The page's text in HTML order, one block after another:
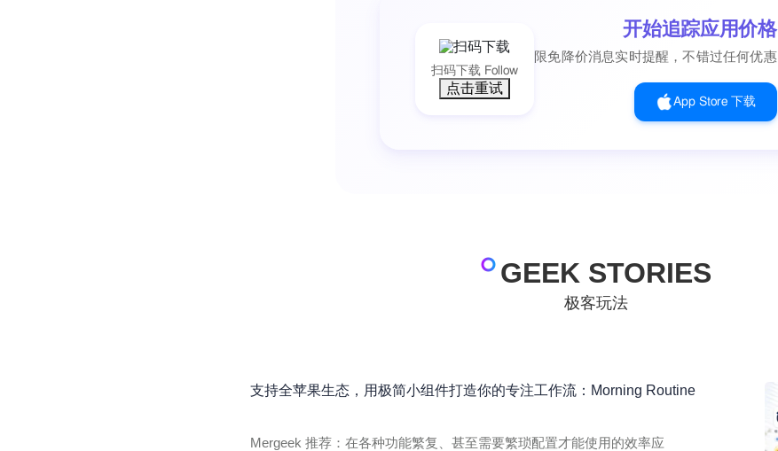
扫码下载 Follow
点击重试
开始追踪应用价格
限免降价消息实时提醒，不错过任何优惠
App Store 下载
GEEK STORIES
极客玩法
支持全苹果生态，用极简小组件打造你的专注工作流：Morning Routine
Mergeek 推荐：在各种功能繁复、甚至需要繁琐配置才能使用的效率应